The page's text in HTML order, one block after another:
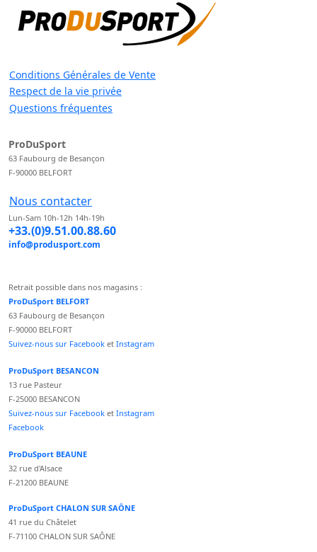
Conditions Générales de Vente
Respect de la vie privée
Questions fréquentes
ProDuSport
63 Faubourg de Besançon
F-90000 BELFORT
Nous contacter
Lun-Sam 10h-12h 14h-19h
+33.(0)9.51.00.88.60
info@produsport.com
Retrait possible dans nos magasins :
ProDuSport BELFORT
63 Faubourg de Besançon
F-90000 BELFORT
Suivez-nous sur Facebook et Instagram
ProDuSport BESANCON
13 rue Pasteur
F-25000 BESANCON
Suivez-nous sur Facebook et Instagram
Facebook
ProDuSport BEAUNE
32 rue d'Alsace
F-21200 BEAUNE
ProDuSport CHALON SUR SAÔNE
41 rue du Châtelet
F-71100 CHALON SUR SAÔNE